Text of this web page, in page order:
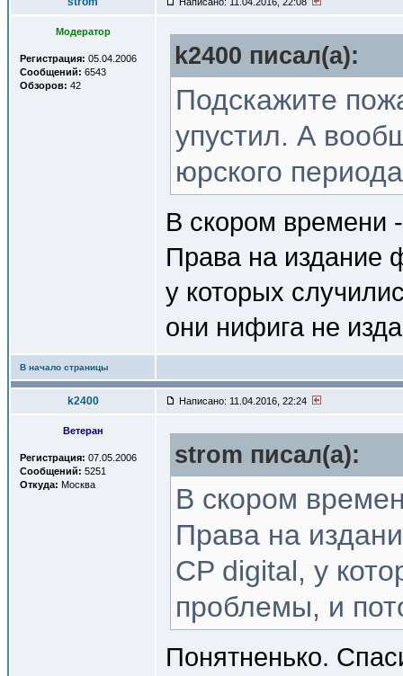
Модератор
Регистрация: 05.04.2006
Сообщений: 6543
Обзоров: 42
k2400 писал(a):
Подскажите
упустил. А
юрского
В скором времени
Права на издание
у которых
они нифига не
В начало страницы
k2400 Написано: 11.04.2016, 22:24
Ветеран
Регистрация: 07.05.2006
Сообщений: 5251
Откуда: Москва
strom писал(a):
В скором
Права на
CP digital, у
проблемы, и
Понятненько.